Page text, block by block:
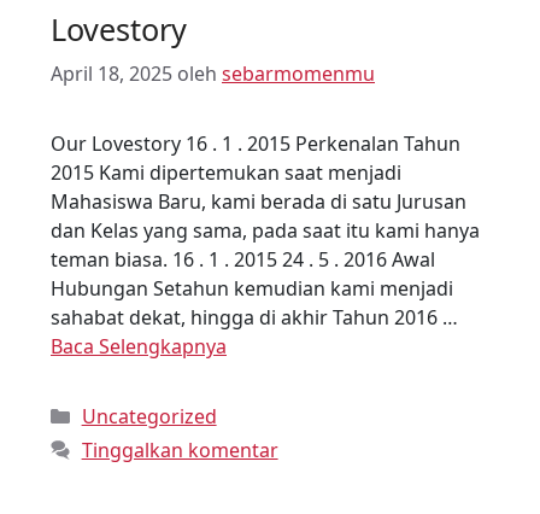
Lovestory
April 18, 2025 oleh sebarmomenmu
Our Lovestory 16 . 1 . 2015 Perkenalan Tahun
2015 Kami dipertemukan saat menjadi
Mahasiswa Baru, kami berada di satu Jurusan
dan Kelas yang sama, pada saat itu kami hanya
teman biasa. 16 . 1 . 2015 24 . 5 . 2016 Awal
Hubungan Setahun kemudian kami menjadi
sahabat dekat, hingga di akhir Tahun 2016 …
Baca Selengkapnya
Uncategorized
Tinggalkan komentar